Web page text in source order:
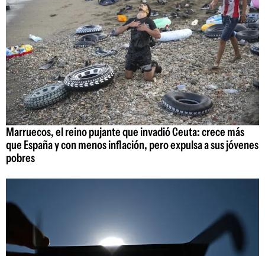
Marruecos, el reino pujante que invadió Ceuta: crece más
que España y con menos inflación, pero expulsa a sus jóvenes
pobres